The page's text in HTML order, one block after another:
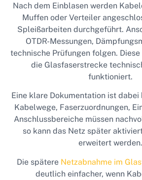
Nach dem Einblasen werden
Muffen oder Verteiler
Spleißarbeiten durchgeführt.
OTDR-Messungen,
technische Prüfungen folgen.
die Glasfaserstrecke
funktioniert.
Eine klare Dokumentation ist
Kabelwege, Faserzuordnungen,
Anschlussbereiche müssen
so kann das Netz später
erweitert werden.
Die spätere Netzabnahme im
deutlich einfacher, wenn